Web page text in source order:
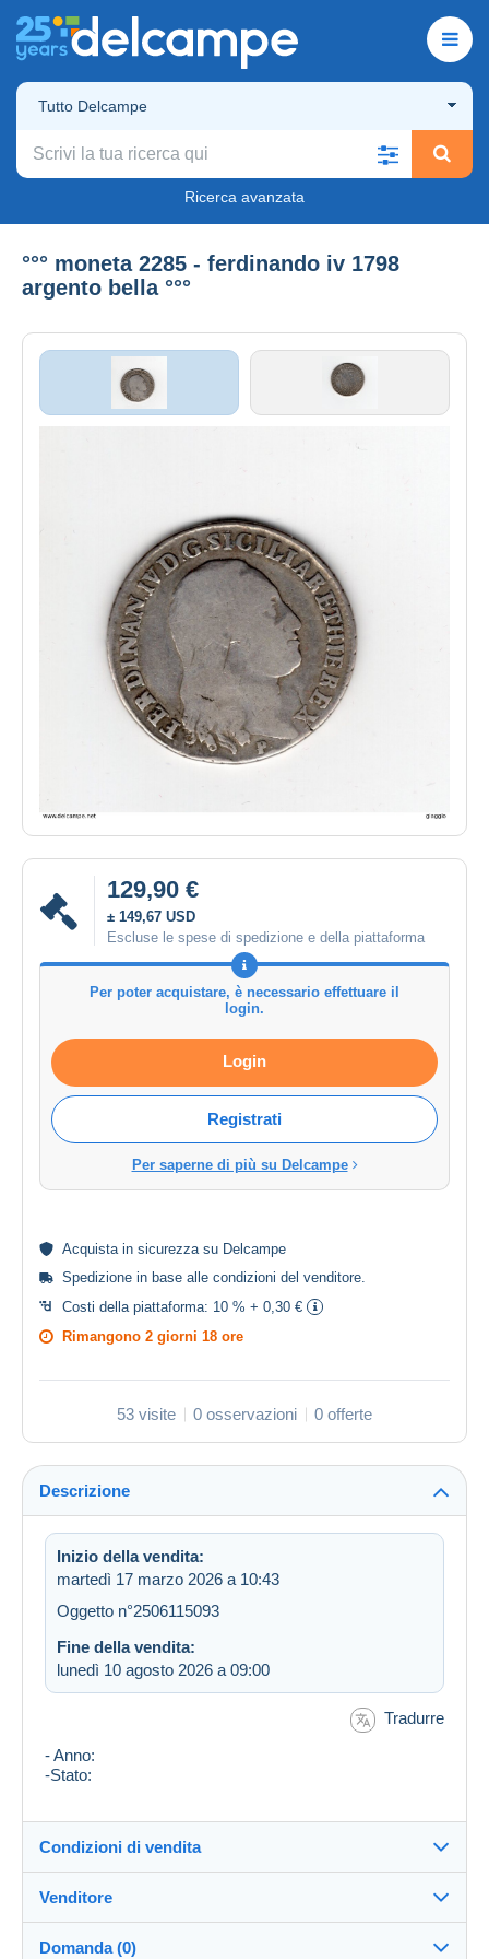
Tutto Delcampe
Ricerca avanzata
°°° moneta 2285 - ferdinando iv 1798
argento bella °°°
129,90 €
± 149,67 USD
Escluse le spese di spedizione e della piattaforma
Per poter acquistare, è necessario effettuare il
login.
Login
Registrati
Per saperne di più su Delcampe
Acquista in sicurezzasu Delcampe
Spedizione in base alle condizioni del venditore.
Costi della piattaforma: 10 % + 0,30 €
Rimangono 2 giorni 18 ore
53 visite 0 osservazioni 0 offerte
Descrizione
Inizio della vendita:
martedì 17 marzo 2026 a 10:43
Oggetto n°2506115093
Fine della vendita:
lunedì 10 agosto 2026 a 09:00
Tradurre
- Anno:
-Stato:
Condizioni di vendita
Destinazione:
Vedi l'elenco dei paesi
Venditore
Domanda (0)